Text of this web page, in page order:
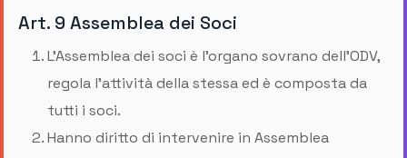
Art. 9 Assemblea dei Soci
L’Assemblea dei soci è l'organo sovrano dell’ODV,
regola l’attività della stessa ed è composta da
tutti i soci.
Hanno diritto di intervenire in Assemblea